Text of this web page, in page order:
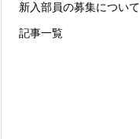
新入部員の募集について
記事一覧